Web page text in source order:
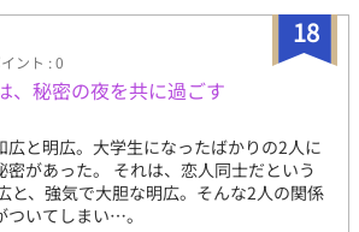
フ・詩央（しお）が勤めていた。 彼に
って仕方がない。 熱っぽい、と休憩室で
。 自店のスタッフには手を付けない、が
んな詩央には勝てず、肌を合わせる。 ま
い、大人の魅力を持つ詩央と、熱いひと
ションに帰って、詩央と寝たことを真は
ると彼は、ぽろぽろと涙をこぼして泣き
暮らし、キスをしたりしているのだ。
だと思い込んでしまっていた。 困惑する
うことで幸せな気持ちになれることは確
18
ント : 0
、秘密の夜を共に過ごす
広と明広。大学生になったばかりの2人に
密があった。 それは、恋人同士だという
と、強気で大胆な明広。そんな2人の関係
ついてしまい…。